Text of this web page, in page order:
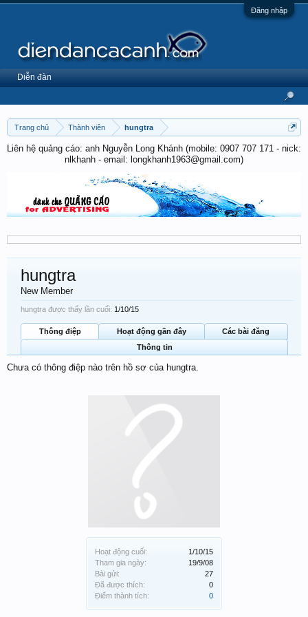
Đăng nhập
Trang chủ Thành viên hungtra
Liên hệ quảng cáo: anh Nguyễn Long Khánh (mobile: 0907 707 171 - nick:
nlkhanh - email: longkhanh1963@gmail.com)
Hoạt động cuối:
1/10/15
Tham gia ngày:
19/9/08
Bài gửi:
27
Đã được thích:
0
Điểm thành tích:
0
hungtra
New Member
hungtra được thấy lần cuối: 1/10/15
Thông điệp Hoạt động gần đây
Các bài đăng
Thông tin
Chưa có thông điệp nào trên hồ sơ của hungtra.
Diễn đàn